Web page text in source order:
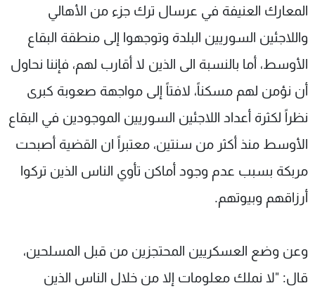
المعارك العنيفة في عرسال ترك جزء من الأهالي
واللاجئين السوريين البلدة وتوجهوا إلى منطقة البقاع
الأوسط، أما بالنسبة الى الذين لا أقارب لهم، فإننا نحاول
أن نؤمن لهم مسكناً، لافتاً إلى مواجهة صعوبة كبرى
نظراً لكثرة أعداد اللاجئين السوريين الموجودين في البقاع
الأوسط منذ أكثر من سنتين، معتبراً ان القضية أصبحت
مربكة بسبب عدم وجود أماكن تأوي الناس الذين تركوا
أرزاقهم وبيوتهم.
وعن وضع العسكريين المحتجزين من قبل المسلحين،
قال: "لا نملك معلومات إلا من خلال الناس الذين
عن MTV
لاعلاناتكم
وظائف
تواصل معنا
شروط الإسـتخدام